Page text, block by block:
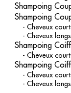
assurons une
Vivez
Offrez-vous une
prenant rendez-
prestations sur-
Douai
pour
beauté, où
et laissez-vous
Shampoing
Shampoing
- Cheveux
- Cheveux longs
Shampoing
- Cheveux
Shampoing
- Cheveux
- Cheveux longs